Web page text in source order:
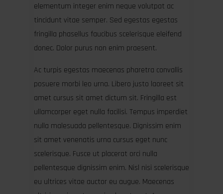
elementum integer enim neque volutpat ac
tincidunt vitae semper. Sed egestas egestas
fringilla phasellus faucibus scelerisque eleifend
donec. Dolor purus non enim praesent.
Ac turpis egestas maecenas pharetra convallis
posuere morbi leo urna. Libero justo laoreet sit
amet cursus sit amet dictum sit. Fringilla est
ullamcorper eget nulla facilisi. Tempus imperdiet
nulla malesuada pellentesque. Dignissim enim
sit amet venenatis urna cursus eget nunc
scelerisque. Fusce ut placerat orci nulla
pellentesque dignissim enim. Nisl nisi scelerisque
eu ultrices vitae auctor eu augue. Maecenas